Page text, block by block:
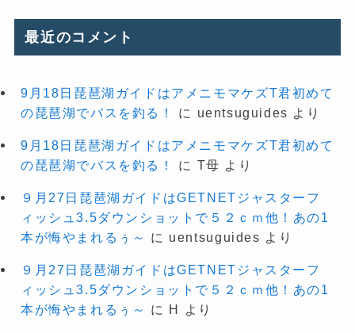
最近のコメント
9月18日琵琶湖ガイドはアメニモマケズT君初めて
の琵琶湖でバスを釣る！
に uentsuguides より
9月18日琵琶湖ガイドはアメニモマケズT君初めて
の琵琶湖でバスを釣る！
に T母 より
９月27日琵琶湖ガイドはGETNETジャスターフ
ィッシュ3.5ダウンショットで５２ｃｍ他！あの1
本が悔やまれるぅ～
に uentsuguides より
９月27日琵琶湖ガイドはGETNETジャスターフ
ィッシュ3.5ダウンショットで５２ｃｍ他！あの1
本が悔やまれるぅ～
に H より